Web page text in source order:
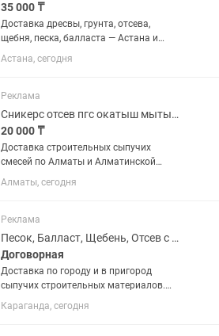
35 000 ₸
Доставка дресвы, грунта, отсева,
щебня, песка, балласта — Астана и
пригород. Поставляем строительные
материалы по городу и в близлежащие
и организациями. Быстро,...
Астана, сегодня
Реклама
Сникерс отсев пгс окатыш мытый песок бархан Балласт камень гпс отсев
20 000 ₸
Доставка строительных сыпучих
смесей по Алматы и Алматинской
области 1. Песок (обогащенный и
барханный) 2. Щебень (мелкий,
(песчано-гравийная смесь) 5. Балласт
6....
Алматы, сегодня
Реклама
Песок, Балласт, Щебень, Отсев с доставкой.
Договорная
Доставка по городу и в пригород
сыпучих строительных материалов.
Песок карьерный штукатурный,
Балласт речной мытый, Щебень
Караганда, сегодня